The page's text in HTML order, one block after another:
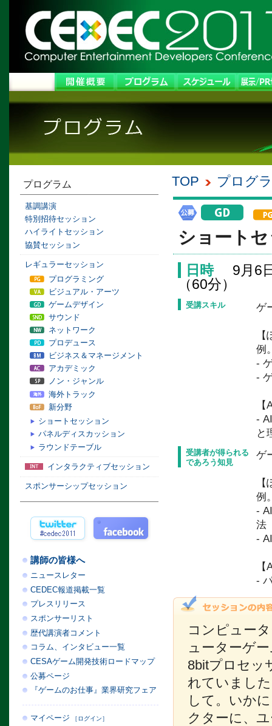
TOP プログ
ショート
日時
9月6
（60分）
受講スキル ゲ
例
-
-
-
と
受講者が得られる
であろう知見
ゲ
例
-
法
-
-
コンピュー
ューターゲ
8bitプロセッ
れていまし
して。いか
クターに、
プログラム
基調講演
特別招待セッション
ハイライトセッション
協賛セッション
レギュラーセッション
プログラミング
ビジュアル・アーツ
ゲームデザイン
サウンド
ネットワーク
プロデュース
ビジネス＆マネージメント
アカデミック
ノン・ジャンル
海外トラック
新分野
ショートセッション
パネルディスカッション
ラウンドテーブル
インタラクティブセッション
スポンサーシップセッション
講師の皆様へ
ニュースレター
CEDEC報道掲載一覧
プレスリリース
スポンサーリスト
歴代講演者コメント
コラム、インタビュー一覧
CESAゲーム開発技術ロードマップ
公募ページ
『ゲームのお仕事』業界研究フェア
マイページ ［ログイン］